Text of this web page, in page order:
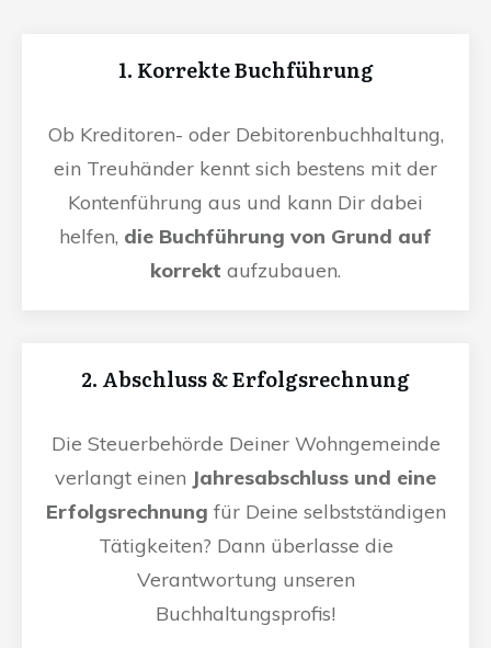
1. Korrekte Buchführung
Ob Kreditoren- oder Debitorenbuchhaltung,
ein Treuhänder kennt sich bestens mit der
Kontenführung aus und kann Dir dabei
helfen, die Buchführung von Grund auf
korrekt aufzubauen.
2. Abschluss & Erfolgsrechnung
Die Steuerbehörde Deiner Wohngemeinde
verlangt einen Jahresabschluss und eine
Erfolgsrechnung für Deine selbstständigen
Tätigkeiten? Dann überlasse die
Verantwortung unseren
Buchhaltungsprofis!